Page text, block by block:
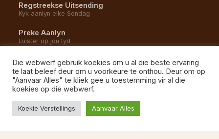
Regstreekse Uitsending
Kyk aanlyn elke Sondag
Preke Aanlyn
Luister op jou tyd
YouTube Kanaal
Alle opnames en uitsendings
Gemeente Musiek
Die webwerf gebruik koekies om u al die beste ervaring
te laat beleef deur om u voorkeure te onthou. Deur om op
"Aanvaar Alles" te kliek gee u toestemming vir al die
koekies op die webwerf.
Koekie Verstellings Aanvaar Alles